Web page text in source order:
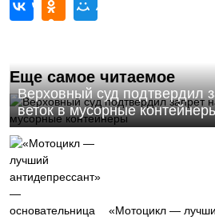
Еще самое читаемое
Верховный суд подтвердил
веток в мусорные
«Мотоцикл —